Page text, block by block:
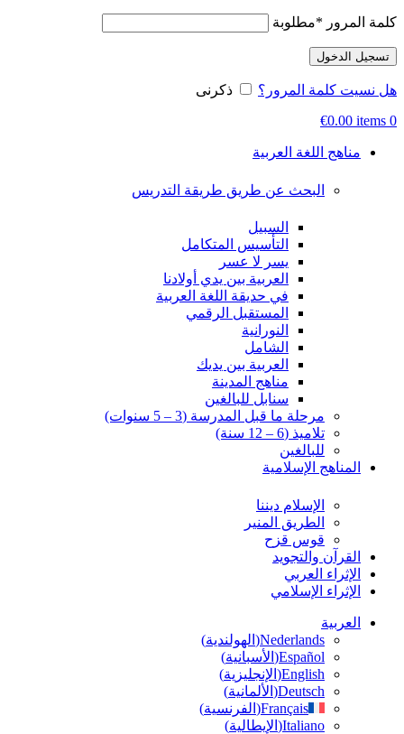
كلمة المرور *مطلوبة
تسجيل الدخول
هل نسيت كلمة المرور؟
ذكرنى
0
items
€0.00
مناهج اللغة العربية
البحث عن طريق طريقة التدريس
السبيل
التأسيس المتكامل
يسر لا عسر
العربية بين يدي أولادنا
في حديقة اللغة العربية
المستقبل الرقمي
النورانية
الشامل
العربية بين يديك
مناهج المدينة
سنابل للبالغين
مرحلة ما قبل المدرسة (3 – 5 سنوات)
تلاميذ (6 – 12 سنة)
للبالغين
المناهج الإسلامية
الإسلام ديننا
الطريق المنير
قوس قزح
القرآن والتجويد
الإثراء العربي
الإثراء الإسلامي
العربية
Nederlands
( الهولندية)
Español
( الأسبانية)
English
( الإنجليزية)
Deutsch
( الألمانية)
Français
( الفرنسية)
Italiano
( الإيطالية)